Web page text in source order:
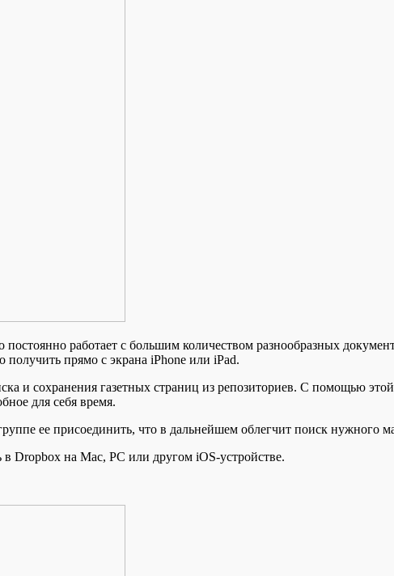
работает с большим количеством разнообразных
прямо с экрана iPhone или iPad.
и сохранения газетных страниц из репозиториев. С помощью
для себя время.
ее присоединить, что в дальнейшем облегчит поиск нужного
Dropbox на Mac, PC или другом iOS-устройстве.